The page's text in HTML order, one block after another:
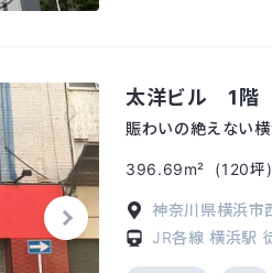
太洋ビル 1階
賑わいの絶えない
396.69m² (120坪)
神奈川県横浜
JR各線 横浜駅